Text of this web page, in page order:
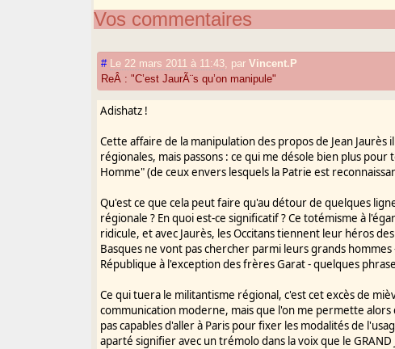
Vos commentaires
# Le 22 mars 2011 à 11:43 parVincent.P
ReÂ : "C’est JaurÃ¨s qu’on manipule"
Adishatz !
Cette affaire de la manipulation des propos de Jean
régionales, mais passons : ce qui me désole bien plus
Homme" (de ceux envers lesquels la Patrie est
Qu'est ce que cela peut faire qu'au détour de quelques
régionale ? En quoi est-ce significatif ? Ce totémisme à
ridicule, et avec Jaurès, les Occitans tiennent leur héros
Basques ne vont pas chercher parmi leurs grands
République à l'exception des frères Garat - quelques
Ce qui tuera le militantisme régional, c'est cet excès de
communication moderne, mais que l'on me permette
pas capables d'aller à Paris pour fixer les modalités de
aparté signifier avec un trémolo dans la voix que le